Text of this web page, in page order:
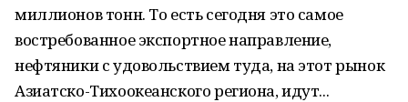
миллионов тонн. То есть сегодня это самое
востребованное экспортное направление,
нефтяники с удовольствием туда, на этот рынок
Азиатско-Тихоокеанского региона, идут...